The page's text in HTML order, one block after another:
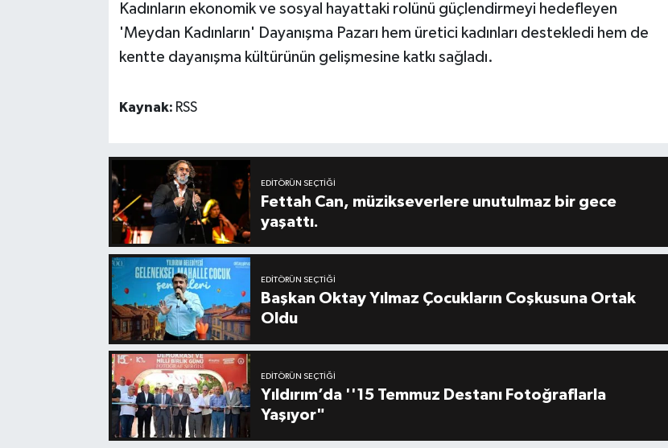
Kadınların ekonomik ve sosyal hayattaki rolünü güçlendirmeyi hedefleyen
'Meydan Kadınların' Dayanışma Pazarı hem üretici kadınları destekledi hem de
kentte dayanışma kültürünün gelişmesine katkı sağladı.
Kaynak: RSS
EDITÖRÜN SEÇTIĞI
Fettah Can, müzikseverlere unutulmaz bir gece
yaşattı.
EDITÖRÜN SEÇTIĞI
Başkan Oktay Yılmaz Çocukların Coşkusuna Ortak
Oldu
EDITÖRÜN SEÇTIĞI
Yıldırım’da ''15 Temmuz Destanı Fotoğraflarla
Yaşıyor"